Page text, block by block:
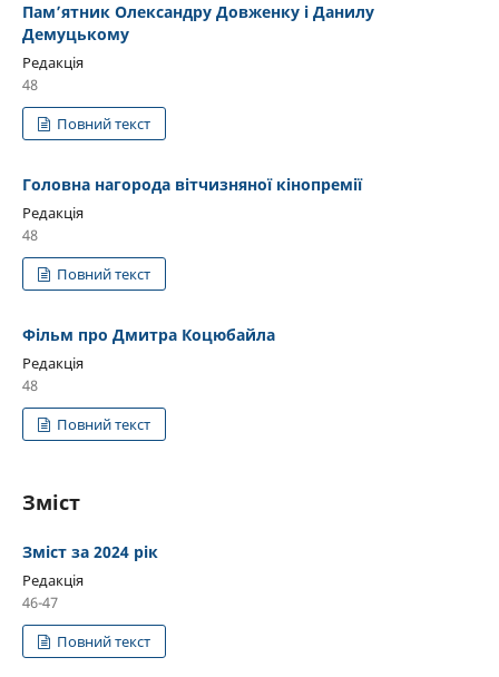
Пам’ятник Олександру Довженку і Данилу
Демуцькому
Редакція
48
Повний текст
Головна нагорода вітчизняної кінопремії
Редакція
48
Повний текст
Фільм про Дмитра Коцюбайла
Редакція
48
Повний текст
Зміст
Зміст за 2024 рік
Редакція
46-47
Повний текст